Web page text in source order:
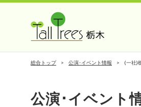
総合トップ 公演･イベント情報 (一社)
公演･イベント